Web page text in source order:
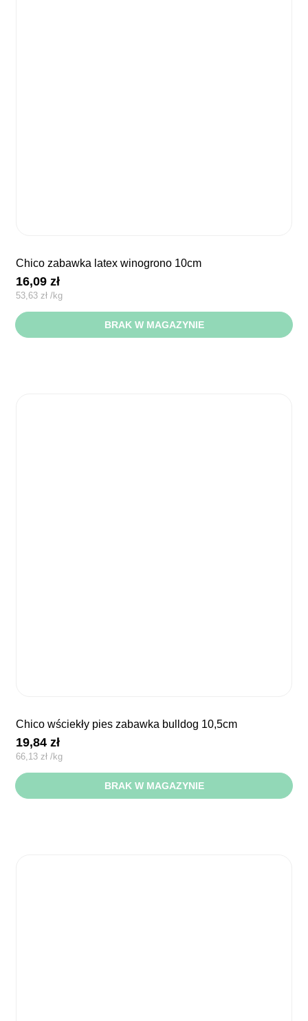
chico zabawka latex winogrono 10cm
16,09zł
53,63 zł /kg
BRAK W MAGAZYNIE
chico wściekły pies zabawka bulldog 10,5cm
19,84zł
66,13zł /kg
BRAK W MAGAZYNIE